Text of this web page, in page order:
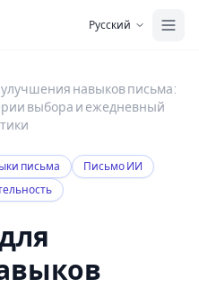
Русский
навыков письма:
выбора и ежедневный
письма
Письмо ИИ